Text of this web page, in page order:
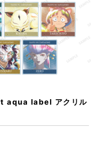
aqua label アクリル